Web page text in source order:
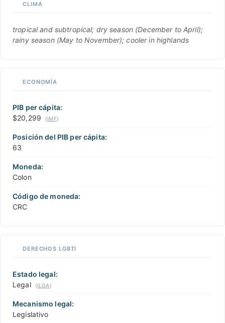
CLIMA
tropical and subtropical; dry season (December to April);
rainy season (May to November); cooler in highlands
ECONOMÍA
PIB per cápita:
$20,299
(IMF)
Posición del PIB per cápita:
63
Moneda:
Colon
Código de moneda:
CRC
DERECHOS LGBTI
Estado legal:
Legal
(ILGA)
Mecanismo legal:
Legislativo